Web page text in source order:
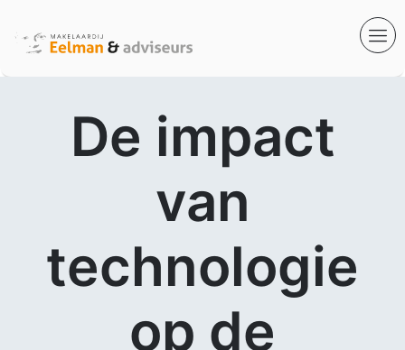
De impact
van
technologie
op de